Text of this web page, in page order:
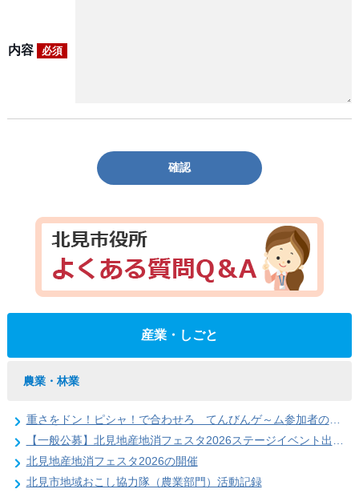
内容 必須
確認
産業・しごと
農業・林業
重さをドン！ピシャ！で合わせろ てんびんゲ～ム参加者の募集（北見地産地消フェスタ2026）
【一般公募】北見地産地消フェスタ2026ステージイベント出演者の募集
北見地産地消フェスタ2026の開催
北見市地域おこし協力隊（農業部門）活動記録